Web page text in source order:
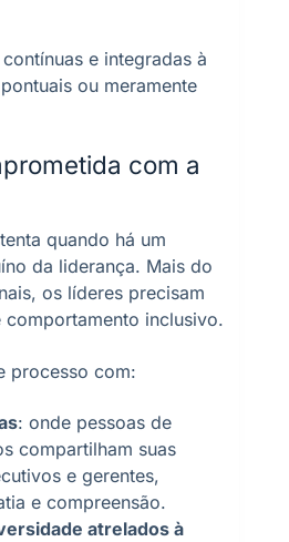
e integradas à
ou meramente
com a
quando há um
da liderança. Mais do
os líderes precisam
inclusivo.
processo com:
: onde pessoas de
compartilham suas
e gerentes,
e compreensão.
atrelados à